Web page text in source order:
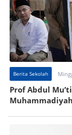
Berita Sekolah
Prof Abdul